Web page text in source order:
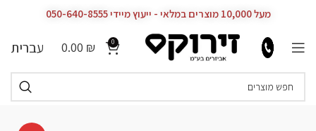
מעל 10,000 מוצרים במלאי - ייעוץ מיידי 050-640-8555
0
0.00 ₪ עברית